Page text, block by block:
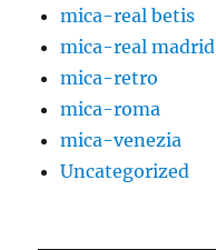
mica-real betis
mica-real madrid
mica-retro
mica-roma
mica-venezia
Uncategorized